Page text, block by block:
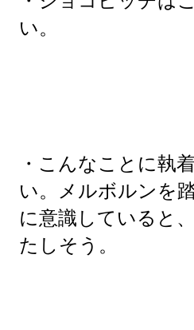
い。
・こんなことに執
い。メルボルンを
に意識していると
たしそう。